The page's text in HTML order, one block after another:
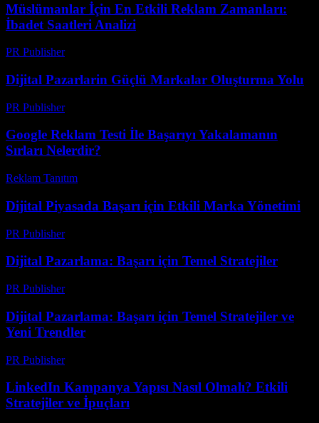
Müslümanlar İçin En Etkili Reklam Zamanları:
İbadet Saatleri Analizi
PR Publisher-
Dijital Pazarlarin Güçlü Markalar Oluşturma Yolu
PR Publisher-
Google Reklam Testi İle Başarıyı Yakalamanın
Sırları Nelerdir?
Reklam Tanıtım
Dijital Piyasada Başarı için Etkili Marka Yönetimi
PR Publisher-
Dijital Pazarlama: Başarı için Temel Stratejiler
PR Publisher-
Dijital Pazarlama: Başarı için Temel Stratejiler ve
Yeni Trendler
PR Publisher-
LinkedIn Kampanya Yapısı Nasıl Olmalı? Etkili
Stratejiler ve İpuçları